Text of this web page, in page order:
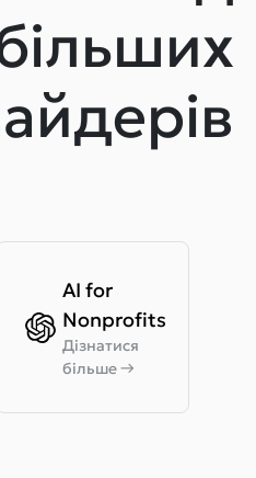
AI for
Nonprofits
Дізнатися
більше→